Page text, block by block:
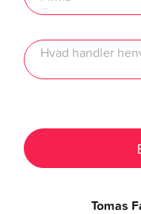
Tomas